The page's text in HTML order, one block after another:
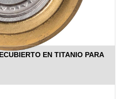
EN TITANIO PARA